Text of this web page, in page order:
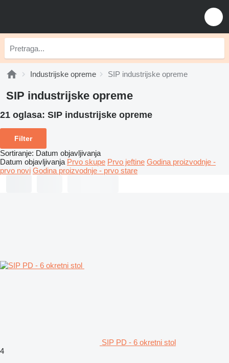
Industrijske opreme SIP industrijske opreme
SIP industrijske opreme
21 oglasa: SIP industrijske opreme
Filter
Sortiranje: Datum objavljivanja
Datum objavljivanja Prvo skupe Prvo jeftine Godina proizvodnje -
prvo novi Godina proizvodnje - prvo stare
SIP PD - 6 okretni stol
4